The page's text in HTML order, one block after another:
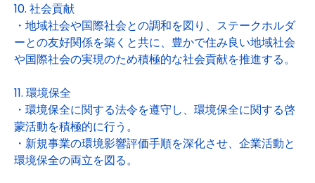
10. 社会貢献
・地域社会や国際社会との調和を図り、ステークホルダ
ーとの友好関係を築くと共に、豊かで住み良い地域社会
や国際社会の実現のため積極的な社会貢献を推進する。
11. 環境保全
・環境保全に関する法令を遵守し、環境保全に関する啓
蒙活動を積極的に行う。
・新規事業の環境影響評価手順を深化させ、企業活動と
環境保全の両立を図る。